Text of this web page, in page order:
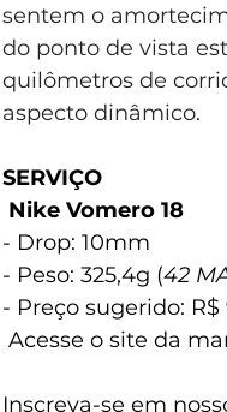
sentem o
do ponto de vista
quilômetros de
aspecto dinâmico.
SERVIÇO
Nike Vomero 18
- Drop: 10mm
- Peso: 325,4g (42
- Preço sugerido: R$
Acesse o site da
Inscreva-se em